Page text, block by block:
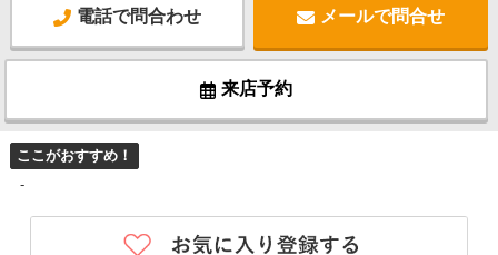
電話で問合わせ メールで問合せ
来店予約
ここがおすすめ！
-